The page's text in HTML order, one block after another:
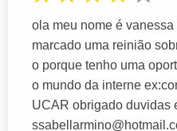
ola meu nome é
marcado uma reinião
o porque tenho uma
o mundo da interne
UCAR obrigado duvidas